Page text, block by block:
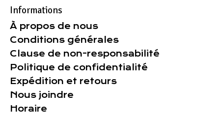
Informations
À propos de nous
Conditions générales
Clause de non-responsabilité
Politique de confidentialité
Expédition et retours
Nous joindre
Horaire